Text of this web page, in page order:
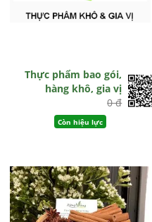
Thực phẩm bao gói,
hàng khô, gia vị
0 đ
Còn hiệu lực